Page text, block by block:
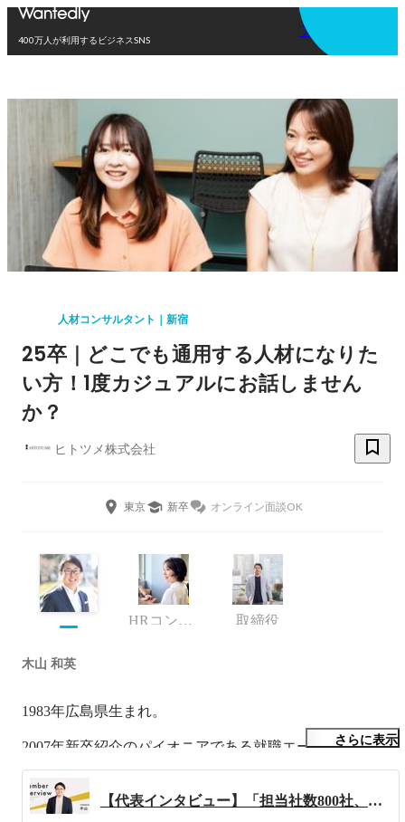
400万人が利用するビジネスSNS
アプリを使う
人材コンサルタント｜新宿
25卒｜どこでも通用する人材になりた
い方！1度カジュアルにお話しません
か？
ヒトツメ株式会社
東京 新卒 オンライン面談OK
HRコンサルタント 取締役
木山 和英
1983年広島県生まれ。
2007年新卒紹介のパイオニアである就職エージェントに新
1年目は100社近くの新規クライアントを開拓し全社MVP
さらに表示
【代表インタビュー】「担当社数800社、入社支援数3000人超え」日本トップクラスの支援実績を誇る代表木山が仕掛ける、人材業界の新たな仕組みと今後のビジョンについて